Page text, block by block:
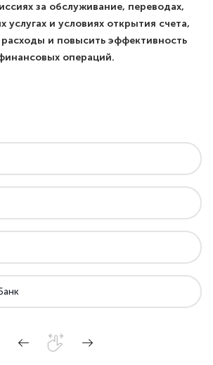
за обслуживание, переводах,
услугах и условиях открытия счета,
и повысить эффективность
операций.